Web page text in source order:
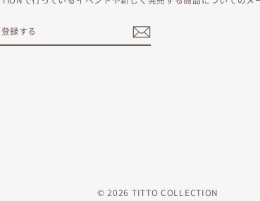
© 2026 TITTO COLLECTION